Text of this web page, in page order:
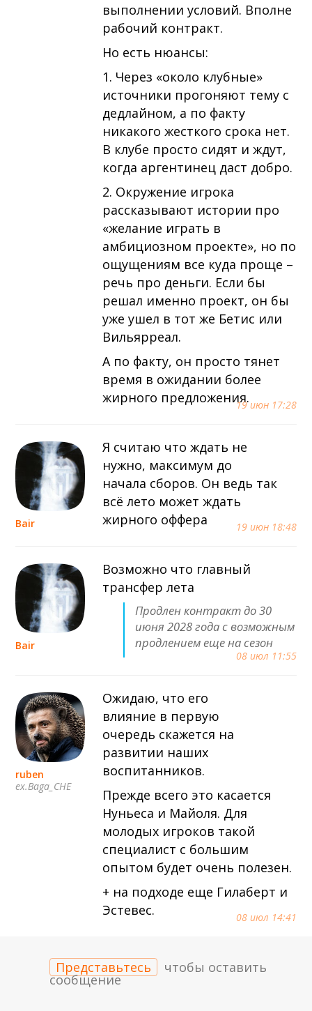
19 июн 17:28
выполнении условий. Вполне
рабочий контракт.
Но есть нюансы:
1. Через «около клубные»
источники прогоняют тему с
дедлайном, а по факту
никакого жесткого срока нет.
В клубе просто сидят и ждут,
когда аргентинец даст добро.
2. Окружение игрока
рассказывают истории про
«желание играть в
амбициозном проекте», но по
ощущениям все куда проще –
речь про деньги. Если бы
решал именно проект, он бы
уже ушел в тот же Бетис или
Вильярреал.
А по факту, он просто тянет
время в ожидании более
жирного предложения.
Bair 19 июн 18:48
Я считаю что ждать не
нужно, максимум до
начала сборов. Он ведь так
всё лето может ждать
жирного оффера
Bair
08 июл 11:55
Возможно что главный
трансфер лета
Продлен контракт до 30
июня 2028 года с возможным
продлением еще на сезон
ruben
ex.Baga_CHE
08 июл 14:41
Ожидаю, что его
влияние в первую
очередь скажется на
развитии наших
воспитанников.
Прежде всего это касается
Нуньеса и Майоля. Для
молодых игроков такой
специалист с большим
опытом будет очень полезен.
+ на подходе еще Гилаберт и
Эстевес.
Представьтесь чтобы оставить
сообщение